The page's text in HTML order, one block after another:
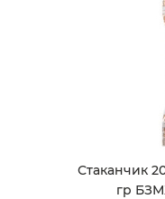
Стаканчик
гр